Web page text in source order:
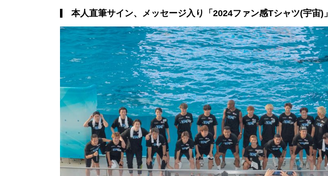
本人直筆サイン、メッセージ入り「2024ファン感Tシャツ(宇宙)」